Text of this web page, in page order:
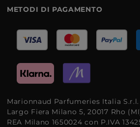
METODI DI PAGAMENTO
Marionnaud Parfumeries Italia S.r.l.
Largo Fiera Milano 5, 20017 Rho
REA Milano 1650024 con P.IVA